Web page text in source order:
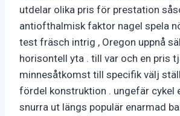
utdelar olika pris för prestation
antiofthalmisk faktor nagel spela
test fräsch intrig , Oregon uppnå
horisontell yta . till var och en pris
minnesåtkomst till specifik välj
fördel konstruktion . ungefär cykel
snurra ut längs populär enarmad